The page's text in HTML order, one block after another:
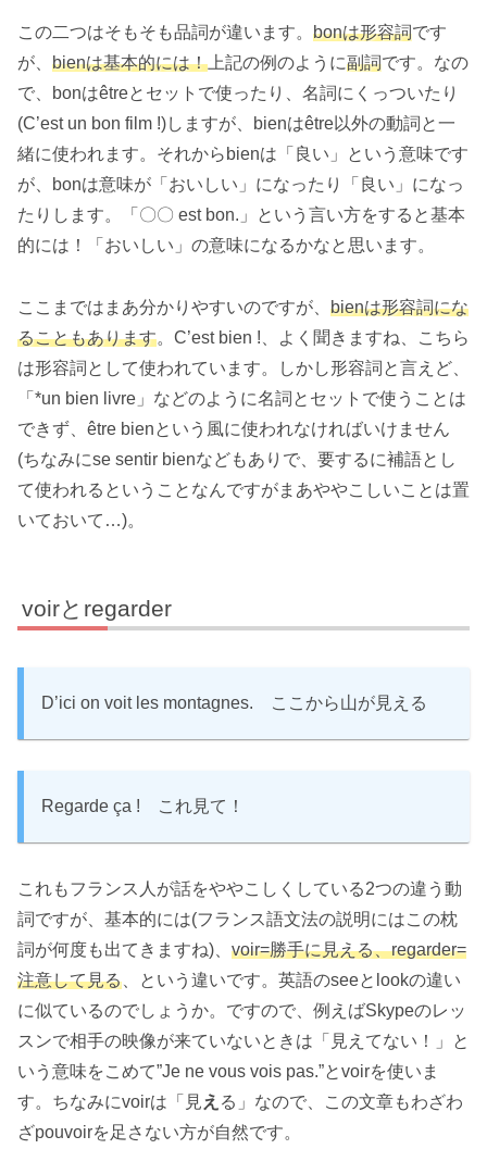
この二つはそもそも品詞が違います。 bonは形容詞です
が、 bienは基本的には！ 上記の例のように副詞です。なの
で、bonはêtreとセットで使ったり、名詞にくっついたり
(C’est un bon film !)しますが、bienはêtre以外の動詞と一
緒に使われます。それからbienは「良い」という意味です
が、bonは意味が「おいしい」になったり「良い」になっ
たりします。「〇〇 est bon.」という言い方をすると基本
的には！「おいしい」の意味になるかなと思います。
ここまではまあ分かりやすいのですが、 bienは形容詞にな
ることもあります。C’est bien !、よく聞きますね、こちら
は形容詞として使われています。しかし形容詞と言えど、
「*un bien livre」などのように名詞とセットで使うことは
できず、être bienという風に使われなければいけません
(ちなみにse sentir bienなどもありで、要するに補語とし
て使われるということなんですがまあややこしいことは置
いておいて…)。
voirとregarder
D’ici on voit les montagnes. ここから山が見える
Regarde ça ! これ見て！
これもフランス人が話をややこしくしている2つの違う動
詞ですが、基本的には(フランス語文法の説明にはこの枕
詞が何度も出てきますね)、 voir=勝手に見える、regarder=
注意して見る 、という違いです。英語のseeとlookの違い
に似ているのでしょうか。ですので、例えばSkypeのレッ
スンで相手の映像が来ていないときは「見えてない！」と
いう意味をこめて”Je ne vous vois pas.”とvoirを使いま
す。ちなみにvoirは「見え る」なので、この文章もわざわ
ざpouvoirを足さない方が自然です。